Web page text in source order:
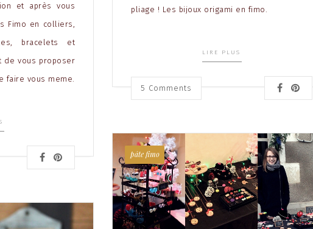
pliage ! Les bijoux origami en fimo.
LIRE PLUS
5 Comments
et après vous
Fimo en colliers,
bracelets et
de vous proposer
faire vous meme.
pâte fimo